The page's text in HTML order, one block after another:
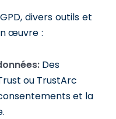
divers outils et
œuvre :
Des
ou TrustArc
et la